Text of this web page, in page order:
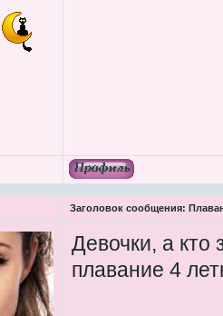
Заголовок сообщения:
Девочки, а кто
плавание 4